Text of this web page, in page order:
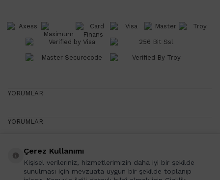
YORUMLAR
YORUMLAR
Yazın Favorileri
Yazın Favori Ürünlerini Senin İçin Seçtik!
Çerez Kullanımı
Kişisel verileriniz, hizmetlerimizin daha iyi bir şekilde
sunulması için mevzuata uygun bir şekilde toplanıp